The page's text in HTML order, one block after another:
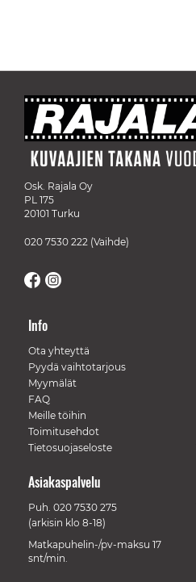
Osk. Rajala Oy
PL 175
20101 Turku
020 7530 222 (Vaihde)
Info
Ota yhteyttä
Pyydä vaihtotarjous
Myymälät
FAQ
Meille töihin
Toimitusehdot
Tietosuojaseloste
Asiakaspalvelu
Puh. 020 7530 275
(arkisin klo 8-18)
Matkapuhelin-/pv-maksu 17
snt/min.